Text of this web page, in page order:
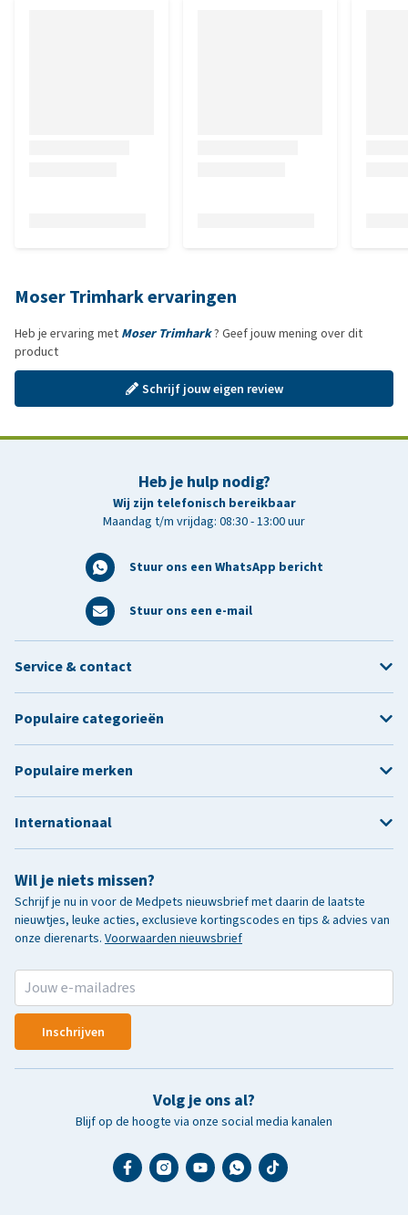
Moser Trimhark ervaringen
Heb je ervaring met Moser Trimhark? Geef jouw mening over dit
product
Schrijf jouw eigen review
Heb je hulp nodig?
Wij zijn telefonisch bereikbaar
Maandag t/m vrijdag: 08:30 - 13:00 uur
Stuur ons een WhatsApp bericht
Stuur ons een e-mail
Wil je niets missen?
Schrijf je nu in voor de Medpets nieuwsbrief met daarin de laatste
nieuwtjes, leuke acties, exclusieve kortingscodes en tips & advies van
onze dierenarts. Voorwaarden nieuwsbrief
Inschrijven
Volg je ons al?
Blijf op de hoogte via onze social media kanalen
Service & contact
Populaire categorieën
Populaire merken
Internationaal